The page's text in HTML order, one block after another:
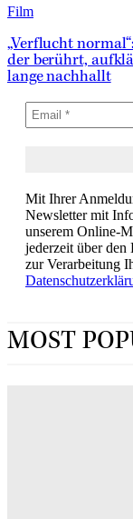
Film
„Verflucht
der berührt,
lange nachhallt
Mit Ihrer
Newsletter mit
unserem Online-
jederzeit über
zur Verarbeitung
MOST